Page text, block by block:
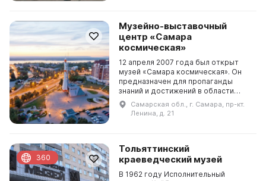
Музейно-выставочный
центр «Самара
космическая»
12 апреля 2007 года был открыт
музей «Самара космическая». Он
предназначен для пропаганды
знаний и достижений в области
космического ракетостроения, а
также для приобщения молодых
людей к отечественны...
Самарская обл., г. Самара, пр-кт.
Ленина, д. 21
Тольяттинский
краеведческий музей
В 1962 году Исполнительный
360